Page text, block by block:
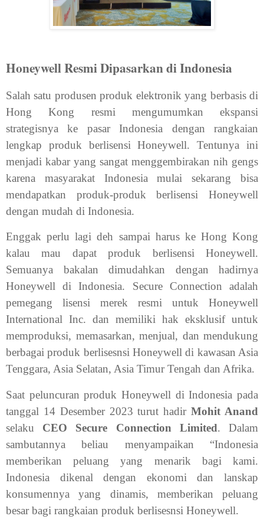
Honeywell Resmi Dipasarkan di Indonesia
Salah satu produsen produk elektronik yang berbasis di
Hong Kong resmi mengumumkan ekspansi
strategisnya ke pasar Indonesia dengan rangkaian
lengkap produk berlisensi Honeywell. Tentunya ini
menjadi kabar yang sangat menggembirakan nih gengs
karena masyarakat Indonesia mulai sekarang bisa
mendapatkan produk-produk berlisensi Honeywell
dengan mudah di Indonesia.
Enggak perlu lagi deh sampai harus ke Hong Kong
kalau mau dapat produk berlisensi Honeywell.
Semuanya bakalan dimudahkan dengan hadirnya
Honeywell di Indonesia. Secure Connection adalah
pemegang lisensi merek resmi untuk Honeywell
International Inc. dan memiliki hak eksklusif untuk
memproduksi, memasarkan, menjual, dan mendukung
berbagai produk berlisesnsi Honeywell di kawasan Asia
Tenggara, Asia Selatan, Asia Timur Tengah dan Afrika.
Saat peluncuran produk Honeywell di Indonesia pada
tanggal 14 Desember 2023 turut hadirMohit Anand
selaku CEO Secure Connection Limited. Dalam
sambutannya beliau menyampaikan “Indonesia
memberikan peluang yang menarik bagi kami.
Indonesia dikenal dengan ekonomi dan lanskap
konsumennya yang dinamis, memberikan peluang
besar bagi rangkaian produk berlisesnsi Honeywell.